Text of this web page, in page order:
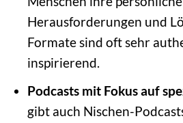
Herausforderungen und
Formate sind oft sehr
inspirierend.
Podcasts mit Fokus auf
gibt auch Nischen-